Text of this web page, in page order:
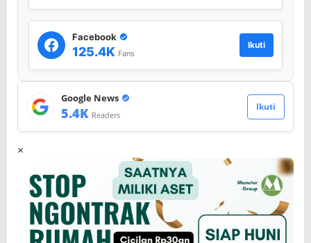
Facebook
125.4K Fans
Ikuti
Google News
5.4K Readers
Ikuti
×